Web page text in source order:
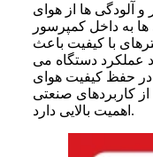
آلودگی ها از هوای
ها به داخل کمپرسور
با کیفیت باعث
عملکرد دستگاه می
حفظ کیفیت هوای
کاربردهای صنعتی
اهمیت بالایی دارد.